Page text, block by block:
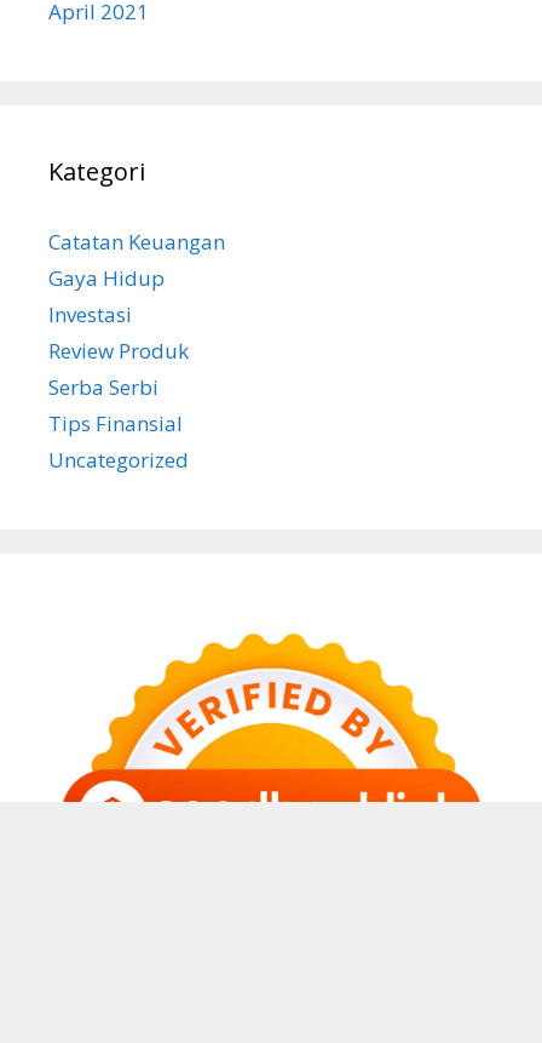
April 2021
Kategori
Catatan Keuangan
Gaya Hidup
Investasi
Review Produk
Serba Serbi
Tips Finansial
Uncategorized